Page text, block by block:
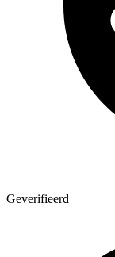
Geverifieerd